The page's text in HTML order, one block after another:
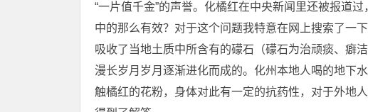
“一片值千金”的声誉。化橘红在中央新闻里还被报道
中的那么有效？对于这个问题我特意在网上搜索了一
吸收了当地土质中所含有的礞石（礞石为治顽痰、癖
漫长岁月岁月逐渐进化而成的。化州本地人喝的地下
触橘红的花粉，身体对此有一定的抗药性，对于外地